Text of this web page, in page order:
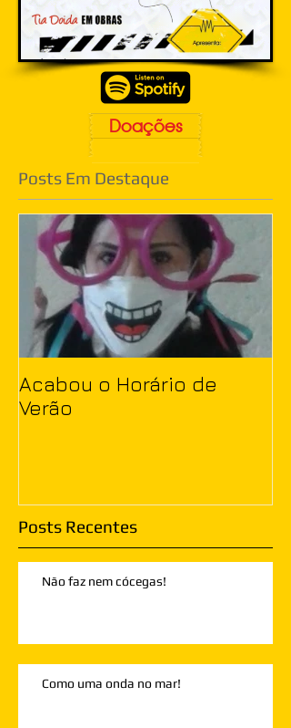
Doações
Posts Em Destaque
Acabou o Horário de
Verão
Posts Recentes
Não faz nem cócegas!
Como uma onda no mar!